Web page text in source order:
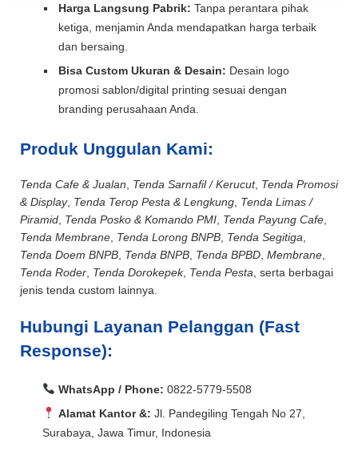
Harga Langsung Pabrik: Tanpa perantara pihak
ketiga, menjamin Anda mendapatkan harga terbaik
dan bersaing.
Bisa Custom Ukuran & Desain: Desain logo
promosi sablon/digital printing sesuai dengan
branding perusahaan Anda.
Produk Unggulan Kami:
Tenda Cafe & Jualan Tenda Sarnafil / Kerucut, Tenda Promosi
& Display, Tenda Terop Pesta & Lengkung Tenda Limas /
Piramid Tenda Posko & Komando PMI Tenda Payung Cafe
Tenda Membrane Tenda Lorong BNPB Tenda Segitiga
Tenda Doem BNPB Tenda BNPB Tenda BPBD Membrane
Tenda Roder Tenda Dorokepek, Tenda Pesta , serta berbagai
jenis tenda custom lainnya.
Hubungi Layanan Pelanggan (Fast
Response):
WhatsApp / Phone: 0822-5779-5508
Alamat Kantor &: Jl. Pandegiling Tengah No 27,
Surabaya, Jawa Timur, Indonesia